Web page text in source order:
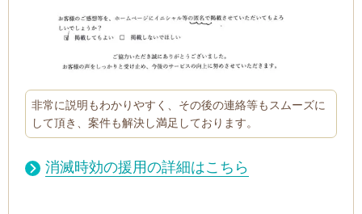
非常に説明もわかりやすく、その後の連絡等もスムーズに
して頂き、案件も解決し満足しております。
消滅時効の援用の詳細はこちら